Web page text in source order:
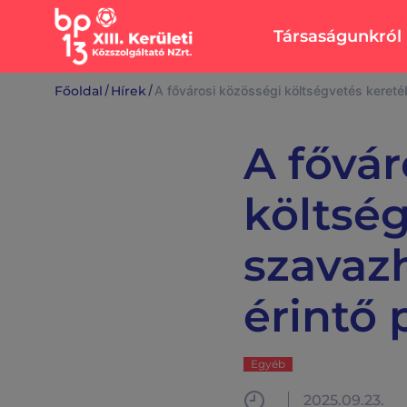
Társaságunkról
Rólunk
Sajtószoba
Közérdekű adatok
Közbeszerzési
Álláslehetőségek
Elérhetőségek
Írjon nekünk
Ingatlanok
felújítása
Lakások,
üzlethelyiségek
Lehel Csarnok
Karbantartás
Közös
Főoldal /Hírek /A fővárosi közösségi költségvetés
A
érintő
Egyéb
2025.09.23.